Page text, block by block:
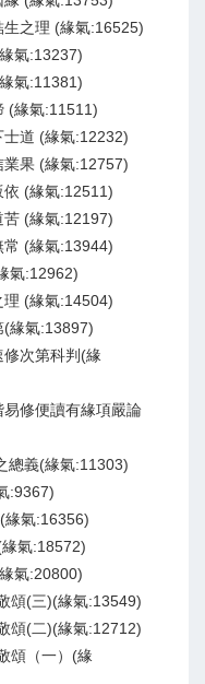
之理 (緣氣:16525)
氣:13237)
氣:11381)
(緣氣:11511)
道 (緣氣:12232)
果 (緣氣:12757)
(緣氣:12511)
(緣氣:12197)
(緣氣:13944)
氣:12962)
(緣氣:14504)
緣氣:13897)
次第科判(緣
修便讀有緣項嚴論
總義(緣氣:11303)
:9367)
氣:16356)
氣:18572)
氣:20800)
頌(三)(緣氣:13549)
頌(二)(緣氣:12712)
頌（一）(緣